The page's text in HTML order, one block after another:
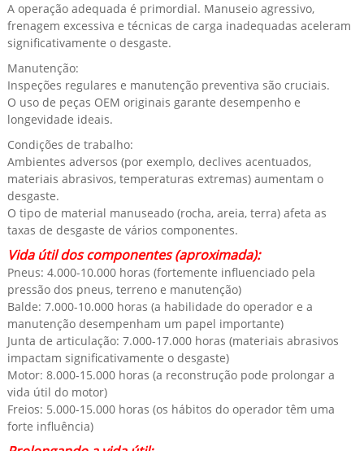
A operação adequada é primordial. Manuseio agressivo,
frenagem excessiva e técnicas de carga inadequadas aceleram
significativamente o desgaste.
Manutenção:
Inspeções regulares e manutenção preventiva são cruciais.
O uso de peças OEM originais garante desempenho e
longevidade ideais.
Condições de trabalho:
Ambientes adversos (por exemplo, declives acentuados,
materiais abrasivos, temperaturas extremas) aumentam o
desgaste.
O tipo de material manuseado (rocha, areia, terra) afeta as
taxas de desgaste de vários componentes.
Vida útil dos componentes (aproximada):
Pneus: 4.000-10.000 horas (fortemente influenciado pela
pressão dos pneus, terreno e manutenção)
Balde: 7.000-10.000 horas (a habilidade do operador e a
manutenção desempenham um papel importante)
Junta de articulação: 7.000-17.000 horas (materiais abrasivos
impactam significativamente o desgaste)
Motor: 8.000-15.000 horas (a reconstrução pode prolongar a
vida útil do motor)
Freios: 5.000-15.000 horas (os hábitos do operador têm uma
forte influência)